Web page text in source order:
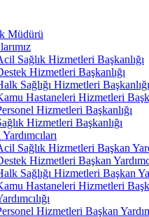
Müdürü
Sağlık Hizmetleri Başkanlığı
Hizmetleri Başkanlığı
Sağlığı Hizmetleri Başkanlığı
Hastaneleri Hizmetleri
Hizmetleri Başkanlığı
Hizmetleri Başkanlığı
Sağlık Hizmetleri Başkan
Hizmetleri Başkan
Sağlığı Hizmetleri Başkan
Hastaneleri Hizmetleri
Hizmetleri Başkan